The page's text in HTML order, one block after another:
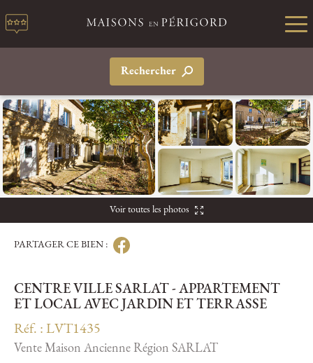
Rechercher
Voir toutes les photos
PARTAGER CE BIEN :
CENTRE VILLE SARLAT - APPARTEMENT
ET LOCAL AVEC JARDIN ET TERRASSE
Réf. : LVT1435
Vente Maison Ancienne Région SARLAT